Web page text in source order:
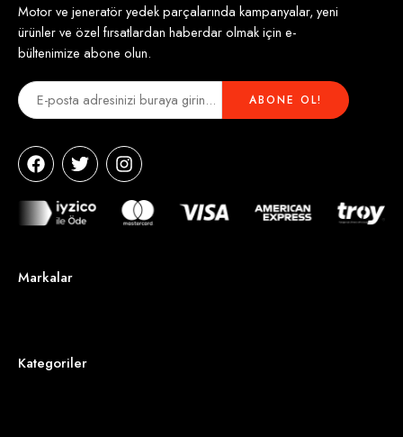
Motor ve jeneratör yedek parçalarında kampanyalar, yeni
ürünler ve özel fırsatlardan haberdar olmak için e-
bültenimize abone olun.
Markalar
Kategoriler